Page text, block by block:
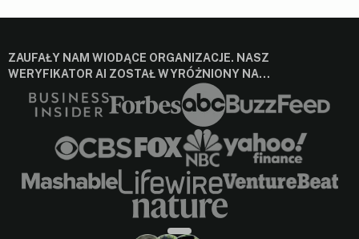
ZAUFAŁY NAM WIODĄCE ORGANIZACJE. NASZ
WERYFIKATOR AI ZOSTAŁ WYRÓŻNIONY NA…